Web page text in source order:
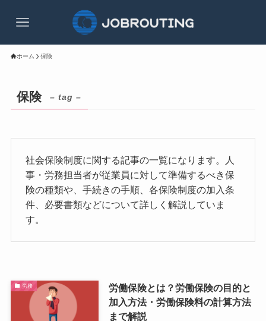
ホーム 保険
保険 – tag –
社会保険制度に関する記事の一覧になります。人
事・労務担当者が従業員に対して準備するべき保
険の種類や、手続きの手順、各保険制度の加入条
件、必要書類などについて詳しく解説していま
す。
労務
労働保険とは？労働保険の目的と
加入方法・労働保険料の計算方法
まで解説